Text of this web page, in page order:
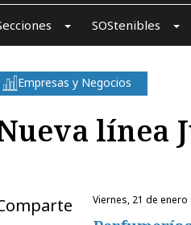
SOStenibles
Empresas y Negocios
línea
viernes, 21 de enero